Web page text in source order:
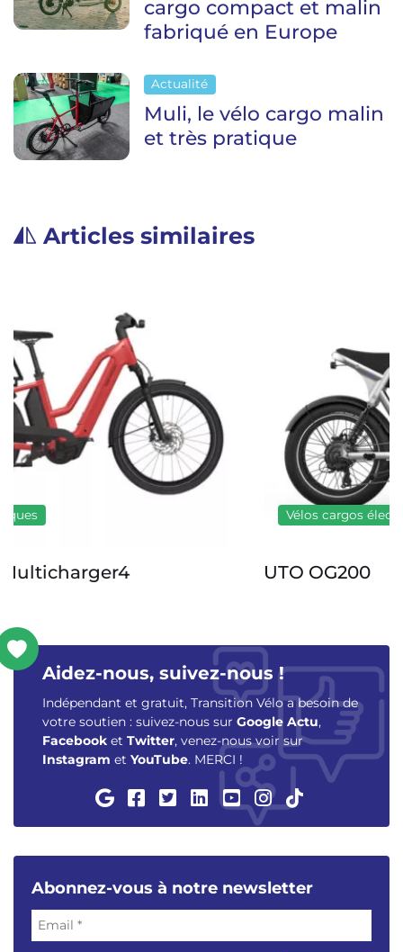
cargo compact et malin
fabriqué en Europe
Actualité
Muli, le vélo cargo malin
et très pratique
Articles similaires
Vélos cargos électriques
UTO OG200
Aidez-nous, suivez-nous !
Indépendant et gratuit, Transition Vélo a besoin de
votre soutien : suivez-nous sur Google Actu,
Facebook et Twitter, venez-nous voir sur
Instagram et YouTube. MERCI !
Abonnez-vous à notre newsletter